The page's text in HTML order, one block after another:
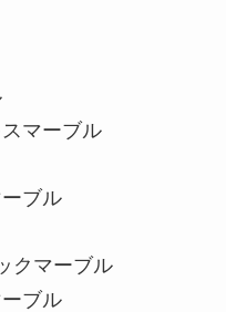
マーブル
ブル
クマーブル
ブル